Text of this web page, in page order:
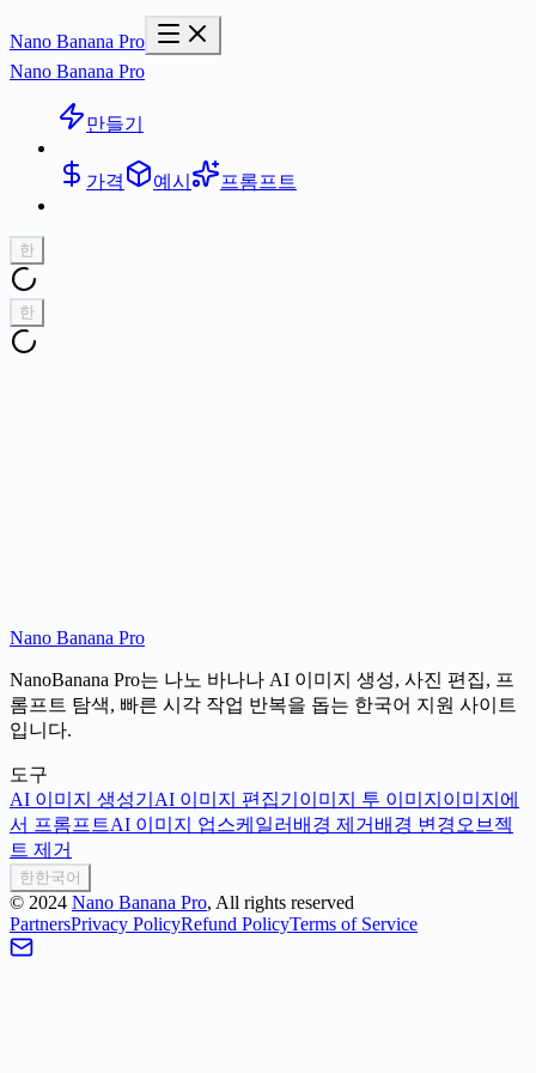
Nano Banana Pro
Nano Banana Pro
만들기
가격 예시 프롬프트
한
한
Nano Banana Pro
NanoBanana Pro는 나노 바나나 AI 이미지 생성, 사진 편집, 프
롬프트 탐색, 빠른 시각 작업 반복을 돕는 한국어 지원 사이트
입니다.
도구
AI 이미지 생성기 AI 이미지 편집기 이미지 투 이미지 이미지에
서 프롬프트AI 이미지 업스케일러 배경 제거 배경 변경 오브젝
트 제거
한한국어
© 2024 Nano Banana Pro, All rights reserved
PartnersPrivacy PolicyRefund PolicyTerms of Service